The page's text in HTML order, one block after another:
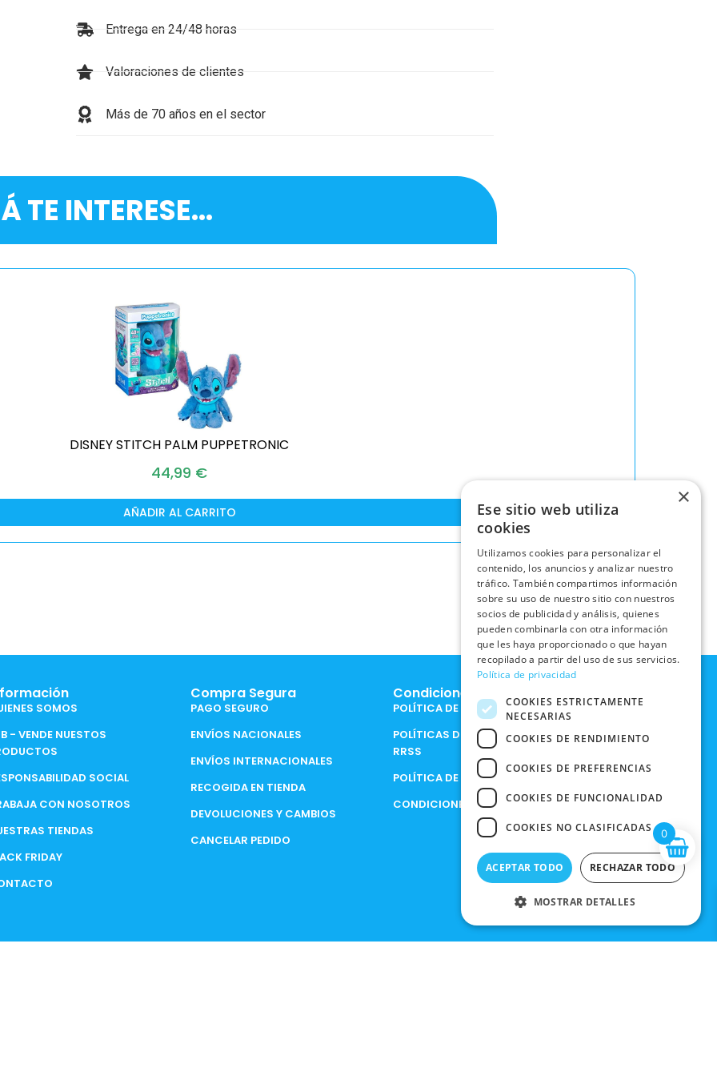
Entrega en 24/48 horas
Valoraciones de clientes
Más de 70 años en el sector
TE INTERESE...
DISNEY STITCH PALM PUPPETRONIC
44,99 €
AÑADIR AL CARRITO
SOMOS
- VENDE NUESTOS
SOCIAL
CON NOSOTROS
TIENDAS
FRIDAY
Compra Segura
PAGO SEGURO
ENVÍOS NACIONALES
ENVÍOS INTERNACIONALES
RECOGIDA EN TIENDA
DEVOLUCIONES Y CAMBIOS
CANCELAR PEDIDO
Condiciones Legales
POLÍTICA DE COOKIES
POLÍTICAS DE PRIVACIDAD EN
RRSS
POLÍTICA DE PRIVACIDAD
CONDICIONES DE COMPRA
0
×
Ese sitio web utiliza
cookies
Utilizamos cookies para personalizar el
contenido, los anuncios y analizar nuestro
tráfico. También compartimos información
sobre su uso de nuestro sitio con nuestros
socios de publicidad y análisis, quienes
pueden combinarla con otra información
que les haya proporcionado o que hayan
recopilado a partir del uso de sus servicios.
Política de privacidad
COOKIES ESTRICTAMENTE
NECESARIAS
COOKIES DE RENDIMIENTO
COOKIES DE PREFERENCIAS
COOKIES DE FUNCIONALIDAD
COOKIES NO CLASIFICADAS
ACEPTAR TODO RECHAZAR TODO
MOSTRAR DETALLES